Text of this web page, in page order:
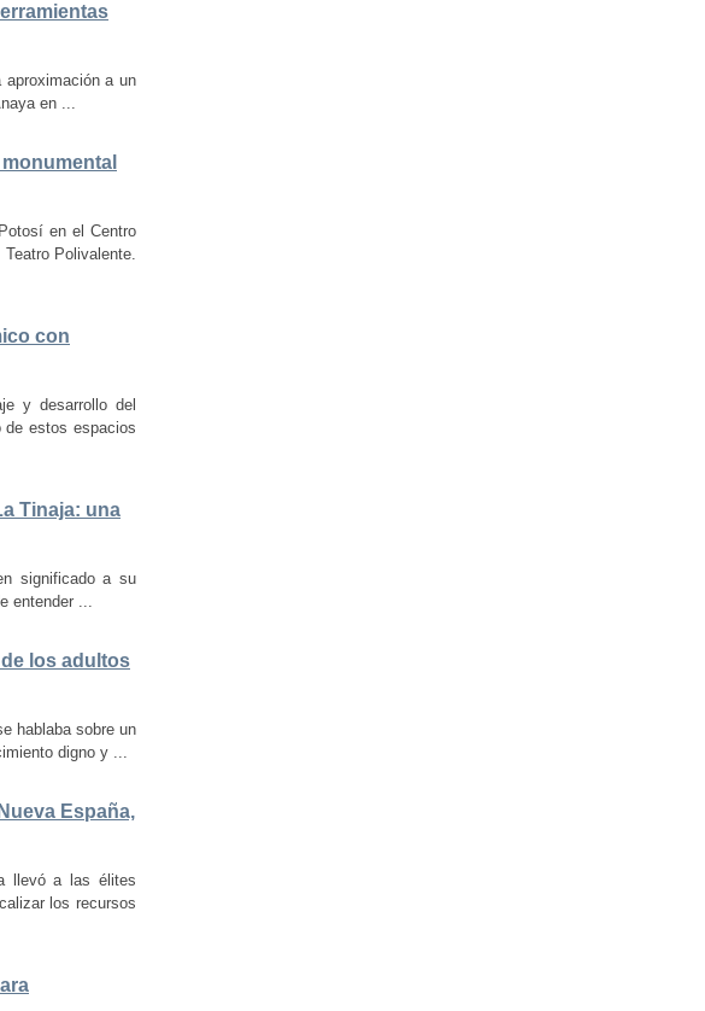
a un
en ...
en el Centro
Polivalente.
con
y desarrollo del
de estos espacios
Tinaja: una
significado a su
entender ...
los adultos
hablaba sobre un
digno y ...
España,
llevó a las élites
los recursos